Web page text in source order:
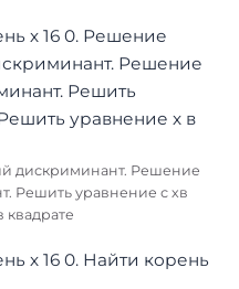
дискриминант. Решение
Решить уравнение с хв
квадрате